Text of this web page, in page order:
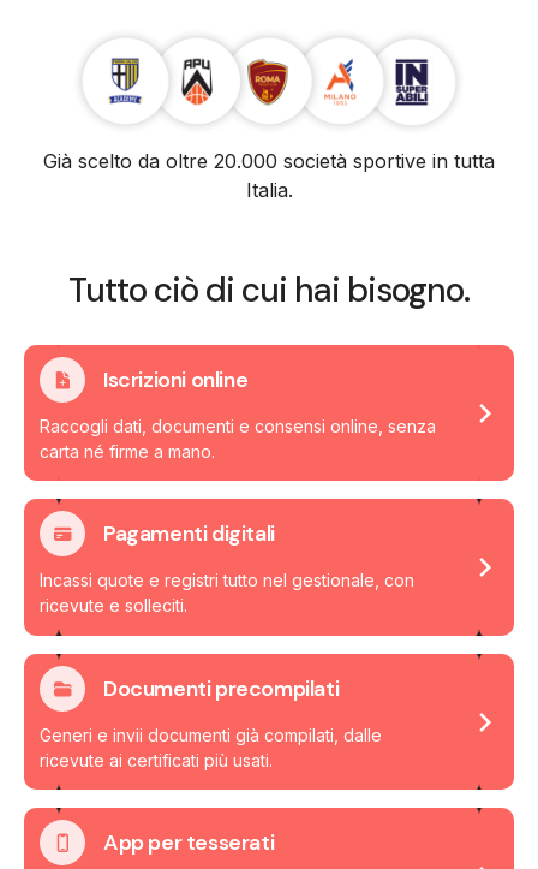
Già scelto da oltre 20.000 società sportive in tutta
Italia.
Tutto ciò di cui hai bisogno.
Iscrizioni online
Raccogli dati, documenti e consensi online, senza
carta né firme a mano.
Pagamenti digitali
Incassi quote e registri tutto nel gestionale, con
ricevute e solleciti.
Documenti precompilati
Generi e invii documenti già compilati, dalle
ricevute ai certificati più usati.
App per tesserati